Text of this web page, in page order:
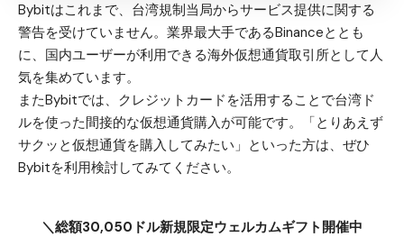
Bybitはこれまで、台湾規制当局からサービス提供に関する
警告を受けていません。業界最大手であるBinanceととも
に、国内ユーザーが利用できる海外仮想通貨取引所として人
気を集めています。
またBybitでは、クレジットカードを活用することで台湾ド
ルを使った間接的な仮想通貨購入が可能です。「とりあえず
サクッと仮想通貨を購入してみたい」といった方は、ぜひ
Bybitを利用検討してみてください。
＼総額30,050ドル新規限定ウェルカムギフト開催中